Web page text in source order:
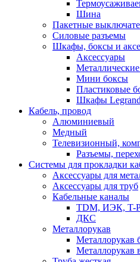
Шина
Пакетные
Силовые разъемы
Шкафы, боксы и
Аксессуары
Мини боксы
Пластиковые
Шкафы Legrand
Кабель, провод
Алюминиевый
Медный
Телевизионный,
Разъемы,
Системы для прокладки
Аксессуары для
Аксессуары для труб
Кабельные каналы
TDM, ИЭК, T-
ДКС
Металлорукав
Металлорукав